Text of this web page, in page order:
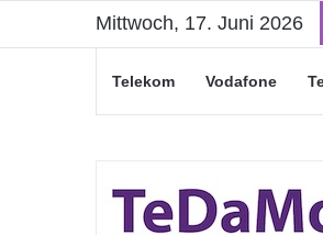
Mittwoch, 17. Juni 2026
Telekom Vodafone